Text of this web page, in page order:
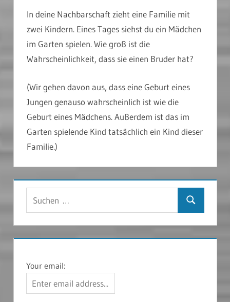
In deine Nachbarschaft zieht eine Familie mit
zwei Kindern. Eines Tages siehst du ein Mädchen
im Garten spielen. Wie groß ist die
Wahrscheinlichkeit, dass sie einen Bruder hat?
(Wir gehen davon aus, dass eine Geburt eines
Jungen genauso wahrscheinlich ist wie die
Geburt eines Mädchens. Außerdem ist das im
Garten spielende Kind tatsächlich ein Kind dieser
Familie.)
Suchen
Your email: